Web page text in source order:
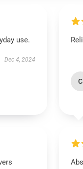
use.
Dec 4, 2024
C